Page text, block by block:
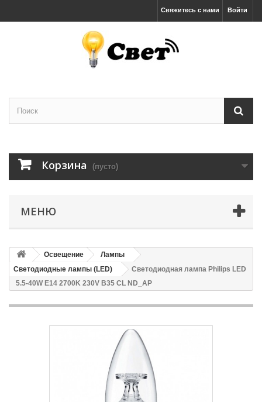
Войти
Свяжитесь с нами
Корзина (пусто)
МЕНЮ
Освещение
Лампы
Светодиодные лампы (LED)
Светодиодная лампа Philips LED
5.5-40W E14 2700K 230V B35 CL ND_AP